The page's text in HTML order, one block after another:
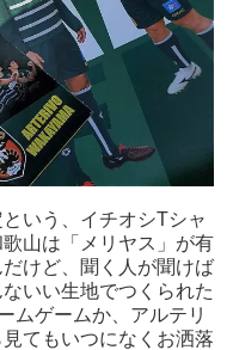
いう、イチオシTシャ
山は「メリヤス」が有
けど、聞く人が聞けば
いい生地でつくられた
ムゲームか、アルテリ
てもいつになくお洒落